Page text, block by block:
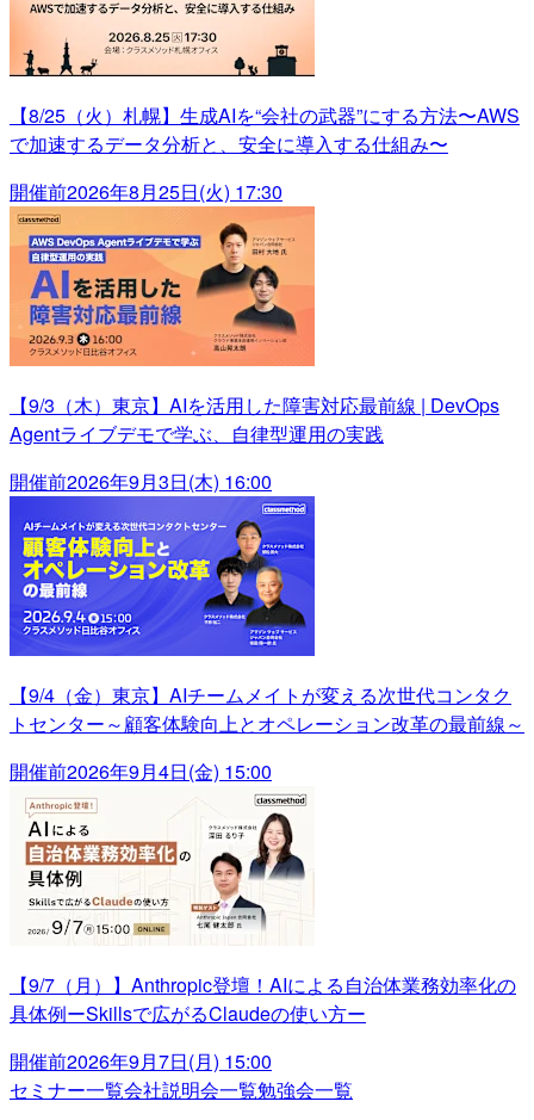
【8/25（火）札幌】生成AIを“会社の武器”にする方法〜AWS
で加速するデータ分析と、安全に導入する仕組み〜
開催前2026年8月25日(火) 17:30
【9/3（木）東京】AIを活用した障害対応最前線 | DevOps
Agentライブデモで学ぶ、自律型運用の実践
開催前2026年9月3日(木) 16:00
【9/4（金）東京】AIチームメイトが変える次世代コンタク
トセンター～顧客体験向上とオペレーション改革の最前線～
開催前2026年9月4日(金) 15:00
【9/7（月）】Anthropic登壇！AIによる自治体業務効率化の
具体例ーSkillsで広がるClaudeの使い方ー
開催前2026年9月7日(月) 15:00
セミナー一覧会社説明会一覧勉強会一覧